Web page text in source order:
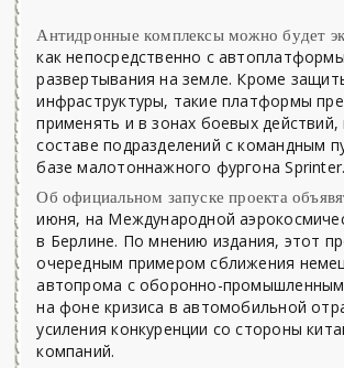
Антидронные комплексы можно будет
как непосредственно с
развертывания на земле. Кроме
инфраструктуры, такие платформы
применять и в зонах боевых
составе подразделений с командным
базе малотоннажного фургона Sprinter.
Об официальном запуске проекта
июня, на Международной
в Берлине. По мнению издания, этот
очередным примером сближения
автопрома с оборонно-
на фоне кризиса в автомобильной
усиления конкуренции со стороны
компаний.